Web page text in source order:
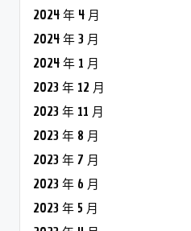
2024 年 4 月
2024 年 3 月
2024 年 1 月
2023 年 12 月
2023 年 11 月
2023 年 8 月
2023 年 7 月
2023 年 6 月
2023 年 5 月